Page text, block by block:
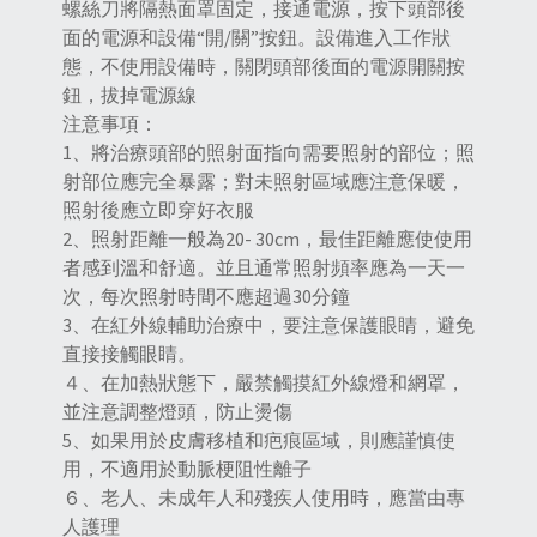
螺絲刀將隔熱面罩固定，接通電源，按下頭部後
面的電源和設備“開/關”按鈕。設備進入工作狀
態，不使用設備時，關閉頭部後面的電源開關按
鈕，拔掉電源線
注意事項：
1、將治療頭部的照射面指向需要照射的部位；照
射部位應完全暴露；對未照射區域應注意保暖，
照射後應立即穿好衣服
2、照射距離一般為20- 30cm，最佳距離應使使用
者感到溫和舒適。並且通常照射頻率應為一天一
次，每次照射時間不應超過30分鐘
3、在紅外線輔助治療中，要注意保護眼睛，避免
直接接觸眼睛。
４、在加熱狀態下，嚴禁觸摸紅外線燈和網罩，
並注意調整燈頭，防止燙傷
5、如果用於皮膚移植和疤痕區域，則應謹慎使
用，不適用於動脈梗阻性離子
６、老人、未成年人和殘疾人使用時，應當由專
人護理